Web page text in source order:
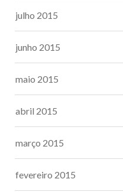
julho 2015
junho 2015
maio 2015
abril 2015
março 2015
fevereiro 2015